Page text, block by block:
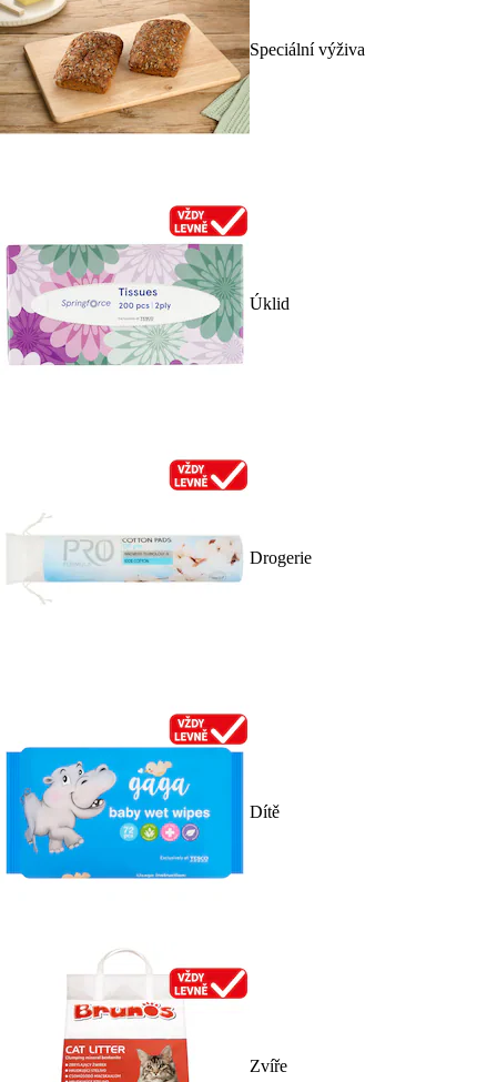
Speciální výživa
Úklid
Drogerie
Dítě
Zvíře